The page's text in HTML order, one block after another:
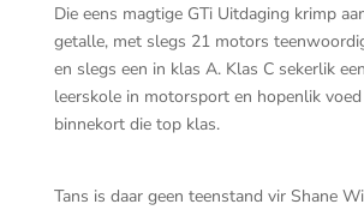
Die eens magtige GTi Uitdaging krimp
getalle, met slegs 21 motors
en slegs een in klas A. Klas C sekerlik
leerskole in motorsport en hopenlik
binnekort die top klas.
Tans is daar geen teenstand vir Shane